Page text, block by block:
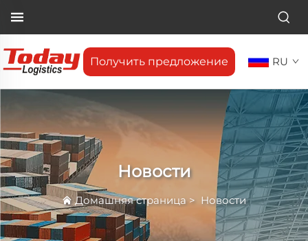
Получить предложение RU
Новости
Домашняя страница> Новости